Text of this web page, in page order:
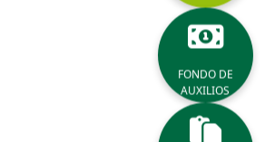
FONDO DE
AUXILIOS